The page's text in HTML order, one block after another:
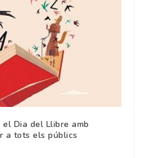
Dia del Llibre amb
a tots els públics